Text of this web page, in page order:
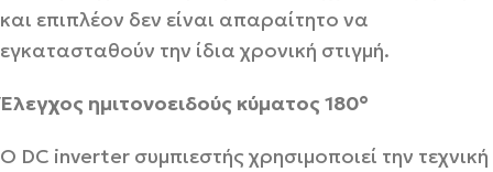
και επιπλέον δεν είναι απαραίτητο να
εγκατασταθούν την ίδια χρονική στιγμή.
Έλεγχος ημιτονοειδούς κύματος 180°
Ο DC inverter συμπιεστής χρησιμοποιεί την τεχνική